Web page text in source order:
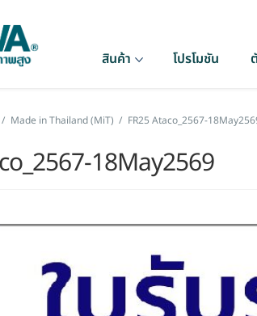
สินค้า โปรโมชัน
/ Made in Thailand (MiT) / FR25 Ataco_2567-
18May2569